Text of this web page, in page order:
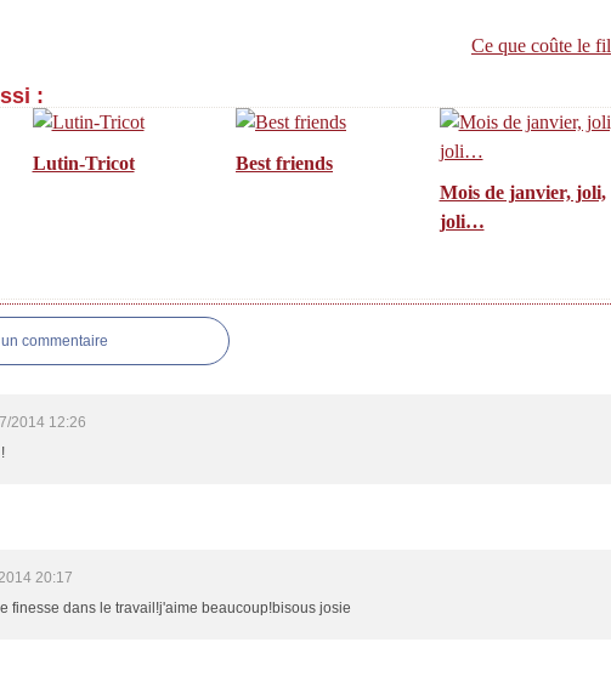
Ce que coûte le fil
:
Lutin-Tricot
Best friends
Mois de janvier, joli,
joli…
commentaire
2014 12:26
20:17
finesse dans le travail!j'aime beaucoup!bisous josie